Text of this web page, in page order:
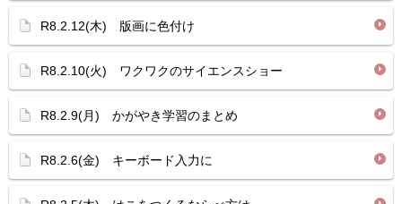
R8.2.12(木) 版画に色付け
R8.2.10(火) ワクワクのサイエンスショー
R8.2.9(月) かがやき学習のまとめ
R8.2.6(金) キーボード入力に